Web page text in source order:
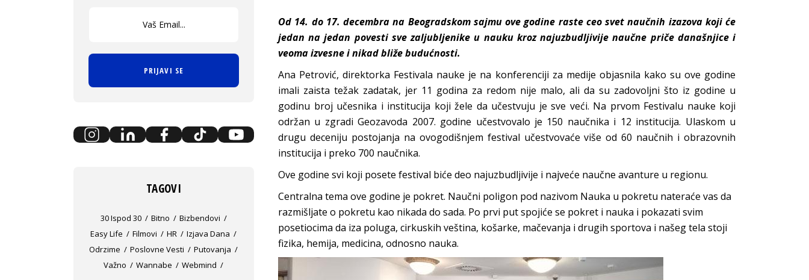
Od 14. do 17. decembra na Beogradskom sajmu ove godine raste ceo svet naučnih izazova koji će
jedan na jedan povesti sve zaljubljenike u nauku kroz najuzbudljivije naučne priče današnjice i
veoma izvesne i nikad bliže budućnosti.
Ana Petrović, direktorka Festivala nauke je na konferenciji za medije objasnila kako su ove godine
imali zaista težak zadatak, jer 11 godina za redom nije malo, ali da su zadovoljni što iz godine u
godinu broj učesnika i institucija koji žele da učestvuju je sve veći. Na prvom Festivalu nauke koji
održan u zgradi Geozavoda 2007. godine učestvovalo je 150 naučnika i 12 institucija. Ulaskom u
drugu deceniju postojanja na ovogodišnjem festival učestvovaće više od 60 naučnih i obrazovnih
institucija i preko 700 naučnika.
Ove godine svi koji posete festival biće deo najuzbudljivije i najveće naučne avanture u regionu.
Centralna tema ove godine je pokret. Naučni poligon pod nazivom Nauka u pokretu nateraće vas da
razmišljate o pokretu kao nikada do sada. Po prvi put spojiće se pokret i nauka i pokazati svim
posetiocima da iza poluga, cirkuskih veština, košarke, mačevanja i drugih sportova i našeg tela stoji
fizika, hemija, medicina, odnosno nauka.
PRIJAVI SE
TAGOVI
30 Ispod 30 Bitno
Bizbendovi
Easy Life
Filmovi HR
Izjava Dana
Odrzime
Poslovne Vesti
Putovanja
Važno
Wannabe Webmind